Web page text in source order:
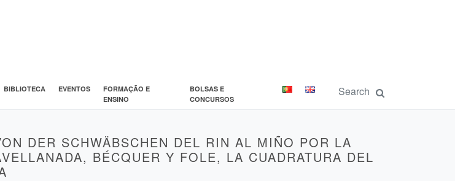
BIBLIOTECA EVENTOS
FORMAÇÃO E
ENSINO
BOLSAS E
CONCURSOS
DER SCHWÄBSCHEN DEL RIN AL MIÑO POR LA
BÉCQUER Y FOLE, LA CUADRATURA DEL